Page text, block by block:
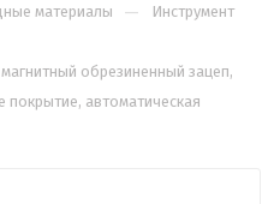
материалы — Инструмент
обрезиненный зацеп,
автоматическая